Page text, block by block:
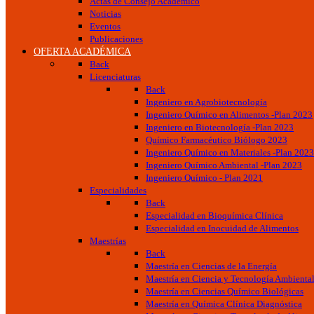
Noticias
Eventos
Publicaciones
OFERTA ACADÉMICA
Back
Licenciaturas
Back
Ingeniero en Agrobiotecnología
Ingeniero Químico en Alimentos -Plan 2023
Ingeniero en Biotecnología -Plan 2023
Químico Farmacéutico Biólogo 2023
Ingeniero Químico en Materiales -Plan 2023
Ingeniero Químico Ambiental -Plan 2023
Ingeniero Químico - Plan 2021
Especialidades
Back
Especialidad en Bioquímica Clínica
Especialidad en Inocuidad de Alimentos
Maestrías
Back
Maestría en Ciencias de la Energía
Maestría en Ciencia y Tecnología Ambiental
Maestría en Ciencias Químico Biológicas
Maestría en Química Clínica Diagnóstica